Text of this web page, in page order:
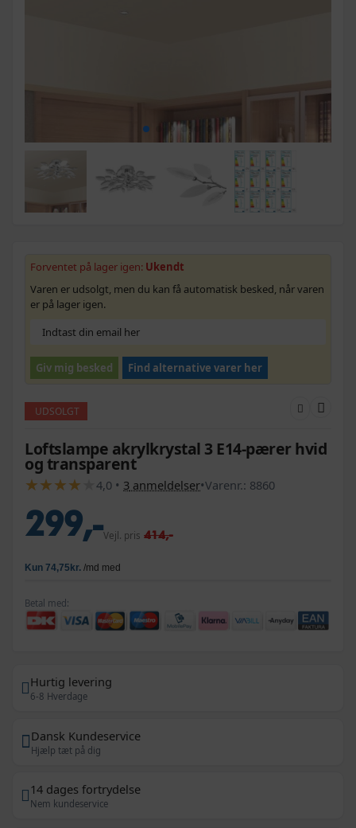
Forventet på lager igen: Ukendt
Varen er udsolgt, men du kan få automatisk besked, når varen
er på lager igen.
Giv mig besked Find alternative varer her
UDSOLGT
Loftslampe akrylkrystal 3 E14-pærer hvid
og transparent
★
★★
★★
★★
★ 4,0 • 3 anmeldelser•Varenr.: 8860
299,-Vejl. pris 414,-
Betal med:
Hurtig levering
6-8 Hverdage
Dansk Kundeservice
Hjælp tæt på dig
14 dages fortrydelse
Nem kundeservice